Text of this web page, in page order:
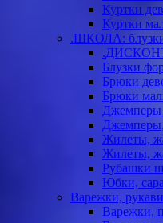
Куртки
Куртки
.ШКОЛА:
Блузки
Брюки
Брюки
Джемперы
Жилеты,
Жилеты,
Рубашки
Юбки,
Варежки,
Варежки,